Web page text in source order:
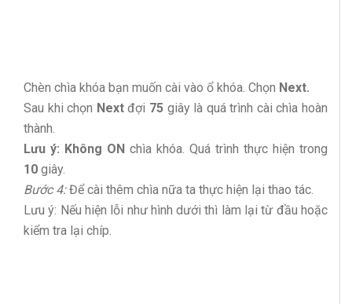
Chèn chìa khóa bạn muốn cài vào ổ khóa. Chọn Next.
Sau khi chọn Nextđợi 75giây là quá trình cài chìa hoàn
thành.
Lưu ý: Không ON chìa khóa. Quá trình thực hiện trong
10 giây.
Bước 4:Để cài thêm chìa nữa ta thực hiện lại thao tác.
Lưu ý: Nếu hiện lỗi như hình dưới thì làm lại từ đầu hoặc
kiểm tra lại chíp.